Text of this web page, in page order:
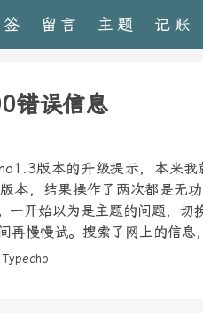
留言 主题 记账
错误信息
版本的升级提示，本来
本，结果操作了两次都是无
一开始以为是主题的问题，切
再慢慢试。搜索了网上的信